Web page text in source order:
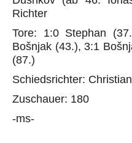
Richter
Tore: 1:0 Stephan
Bošnjak (43.), 3:1
(87.)
Schiedsrichter:
Zuschauer: 180
-ms-